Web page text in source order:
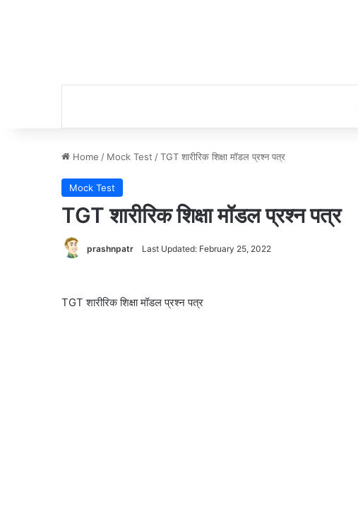
Home / Mock Test /TGT शारीरिक शिक्षा मॉडल प्रश्न पत्र
Mock Test
TGT शारीरिक शिक्षा मॉडल प्रश्न पत्र
prashnpatr Last Updated: February 25, 2022
TGT शारीरिक शिक्षा मॉडल प्रश्न पत्र